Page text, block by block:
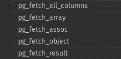
pg_​fetch_​all_​columns
pg_​fetch_​array
pg_​fetch_​assoc
pg_​fetch_​object
pg_​fetch_​result